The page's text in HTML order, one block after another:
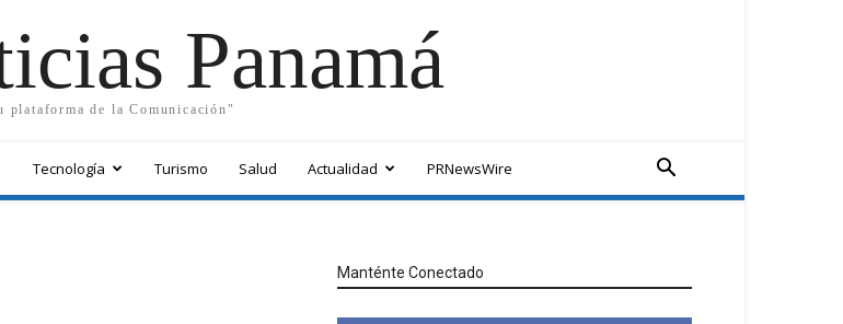
Panamá
plataforma de la Comunicación"
Tecnología Turismo Salud Actualidad PRNewsWire
Manténte Conectado